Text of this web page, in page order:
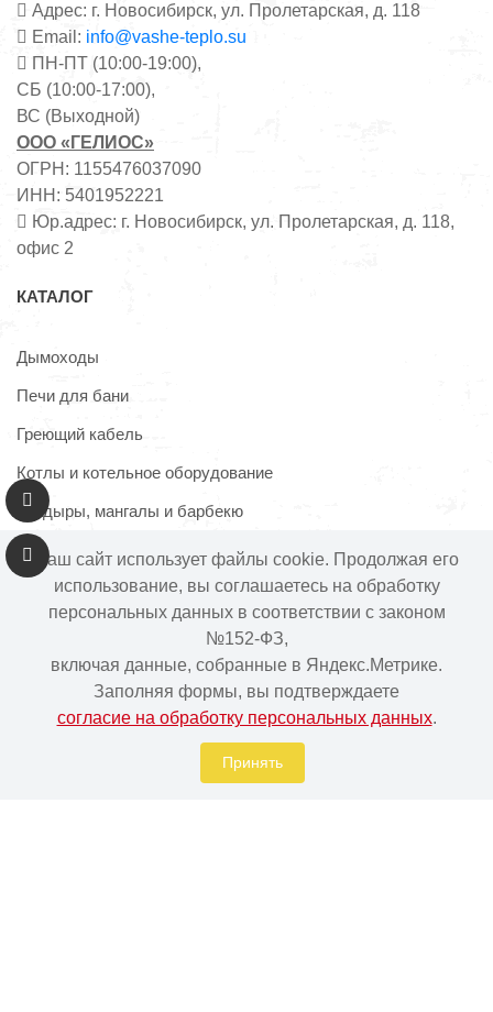
Адрес: г. Новосибирск, ул. Пролетарская, д. 118
Email: info@vashe-teplo.su
ПН-ПТ (10:00-19:00),
СБ (10:00-17:00),
ВС (Выходной)
ООО «ГЕЛИОС»
ОГРН: 1155476037090
ИНН: 5401952221
Юр.адрес: г. Новосибирск, ул. Пролетарская, д. 118,
офис 2
КАТАЛОГ
Дымоходы
Печи для бани
Греющий кабель
Котлы и котельное оборудование
Тандыры, мангалы и барбекю
Гофрированная нержавеющая труба
Печи-камины (отопительные)
Подложка под теплый пол (Лавсан)
Радиаторы и конвекторы отопления
Каминное и печное литье чугунное
Наш сайт использует файлы cookie. Продолжая его
использование, вы соглашаетесь на обработку
персональных данных в соответствии с законом
№152-ФЗ,
включая данные, собранные в Яндекс.Метрике.
Заполняя формы, вы подтверждаете
согласие на обработку персональных данных.
Принять